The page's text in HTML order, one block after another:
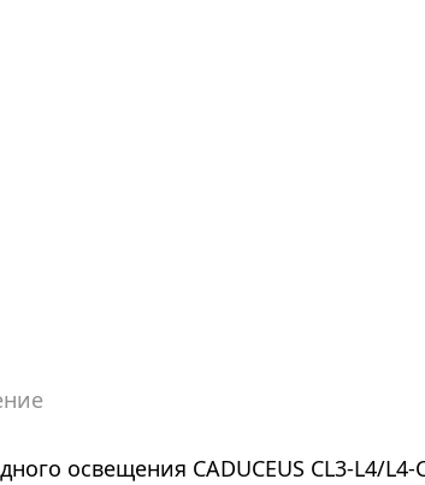
освещения CADUCEUS CL3-L4/